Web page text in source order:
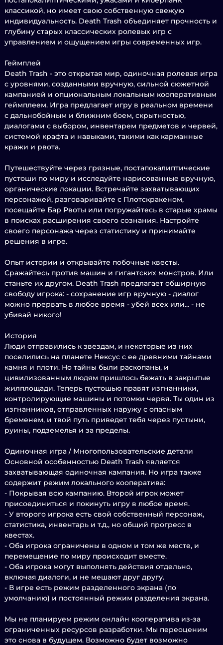
классикой, но имеет свою собственную свежую
индивидуальность. Death Trash объединяет прочность и
глубину старых классических ролевых игр с
управлением и ощущением игры современных игр.
Геймплей
Death Trash - это открытая мир, одиночная ролевая игра
с уровнями, созданными вручную, сильной сюжетной
кампанией и опциональным локальным кооперативным
геймплеем. Игра предлагает игру в реальном времени
с дальнобойным и ближним боем, скрытностью,
диалогами с выбором, инвентарем предметов и червей,
системой крафта и навыками, такими как карманные
кражи и рвота.
Путешествуйте через грязные, постапокалиптические
пустоши по миру и исследуйте нарисованные вручную,
органические локации. Встречайте захватывающих
персонажей, разговаривайте с Плотскракеном,
посещайте Бар Рвоты или погружайтесь в старые храмы
в поисках расширения своего сознания. Настройте
своего персонажа через статистику и принимайте
решения в игре.
Опыт истории и открывайте побочные квесты.
Сражайтесь против машин и гигантских монстров. Или
станьте их другом. Death Trash предлагает обширную
свободу игрока: - сохранение игр вручную - диалог
можно прервать в любое время - убей всех или... - не
убивай никого!
История
Люди отправились к звездам, и некоторые из них
поселились на планете Нексус с ее древними тайнами
камня и плоти. Но тайны были раскопаны, и
цивилизованным людям пришлось бежать в закрытые
жилплощади. Теперь пустошью правят изгнанники,
контролирующие машины и потомки червя. Ты один из
изгнанников, отправленных наружу с опасным
бременем, и твой путь приведет тебя через пустыни,
руины, подземелья и за пределы.
Одиночная игра / Многопользовательские детали
Основной особенностью Death Trash является
захватывающая одиночная кампания. Но игра также
содержит режим локального кооператива:
- Покрывая всю кампанию. Второй игрок может
присоединиться и покинуть игру в любое время.
- У второго игрока есть свой собственный персонаж,
статистика, инвентарь и т.д., но общий прогресс в
квестах.
- Оба игрока ограничены в одном и том же месте, и
перемещение по миру происходит вместе.
- Оба игрока могут выполнять действия отдельно,
включая диалоги, и не мешают друг другу.
- В игре есть режим разделенного экрана (по
умолчанию) и постоянный режим разделения экрана.
Мы не планируем режим онлайн кооператива из-за
ограниченных ресурсов разработки. Мы переоценим
это снова в будущем. Возможно будет возможно